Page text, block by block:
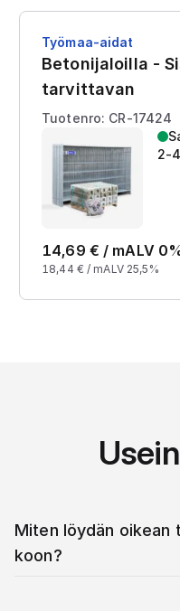
Työmaa-aidat
Betonijaloilla -
tarvittavan
Tuotenro: CR-17424
2-
14,69 € / mALV
18,44 € / mALV 25,5%
Miten löydän oikean
koon?